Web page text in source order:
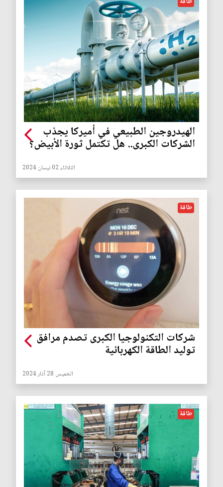
الهيدروجين الطبيعي في أميركا يجذب
الشركات الكبرى.. هل تكتمل ثورة الأبيض؟
الثلاثاء 02 نيسان 2024
طاقة
شركات التكنولوجيا الكبرى تصدم مرافق
توليد الطاقة الكهربائية
الخميس 28 آذار 2024
طاقة